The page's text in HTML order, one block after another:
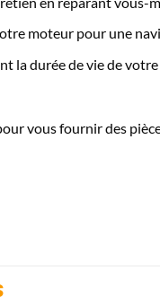
moteur pour une
la durée de vie de
vous fournir des